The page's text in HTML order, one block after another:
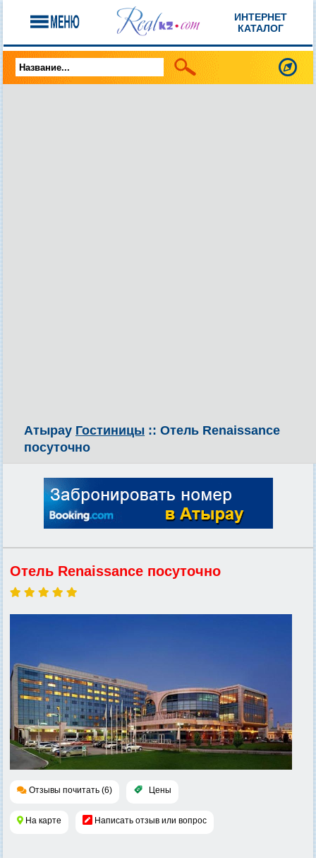
ИНТЕРНЕТ
КАТАЛОГ
Атырау Гостиницы :: Отель Renaissance
посуточно
Отель Renaissance посуточно
Отзывы почитать (6) Цены
На карте Написать отзыв или вопрос